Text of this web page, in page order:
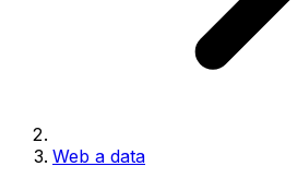
Web a data